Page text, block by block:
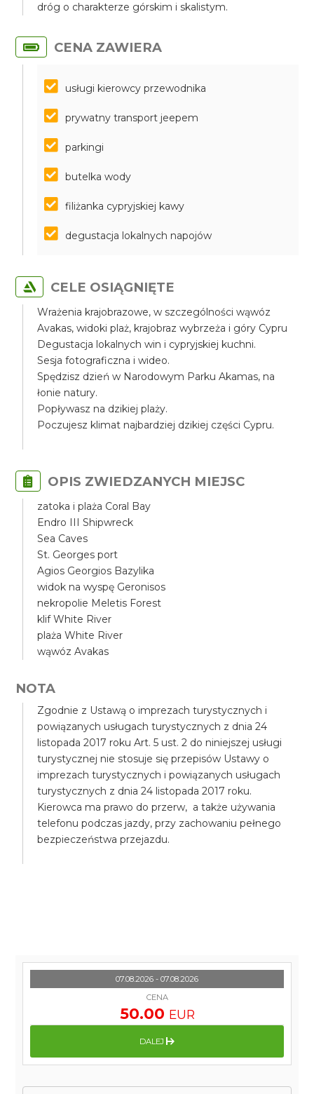
dróg o charakterze górskim i skalistym.
CENA ZAWIERA
usługi kierowcy przewodnika
prywatny transport jeepem
parkingi
butelka wody
filiżanka cypryjskiej kawy
degustacja lokalnych napojów
CELE OSIĄGNIĘTE
Wrażenia krajobrazowe, w szczególności wąwóz
Avakas, widoki plaż, krajobraz wybrzeża i góry Cypru
Degustacja lokalnych win i cypryjskiej kuchni.
Sesja fotograficzna i wideo.
Spędzisz dzień w Narodowym Parku Akamas, na
łonie natury.
Popływasz na dzikiej plaży.
Poczujesz klimat najbardziej dzikiej części Cypru.
OPIS ZWIEDZANYCH MIEJSC
zatoka i plaża Coral Bay
Endro III Shipwreck
Sea Caves
St. Georges port
Agios Georgios Bazylika
widok na wyspę Geronisos
nekropolie Meletis Forest
klif White River
plaża White River
wąwóz Avakas
NOTA
Zgodnie z Ustawą o imprezach turystycznych i
powiązanych usługach turystycznych z dnia 24
listopada 2017 roku Art. 5 ust. 2 do niniejszej usługi
turystycznej nie stosuje się przepisów Ustawy o
imprezach turystycznych i powiązanych usługach
turystycznych z dnia 24 listopada 2017 roku.
Kierowca ma prawo do przerw, a także używania
telefonu podczas jazdy, przy zachowaniu pełnego
bezpieczeństwa przejazdu.
07.08.2026 - 07.08.2026
CENA
50.00 EUR
DALEJ